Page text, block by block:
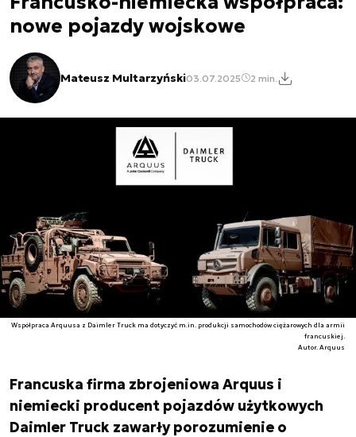
nowe pojazdy wojskowe
Mateusz Multarzyński03.07.2025 2 min.
Współpraca Arquusa z Daimler Truck ma dotyczyć m.in. produkcji samochodów ciężarowych dla armii
francuskiej.
Autor. Arquus
Francuska firma zbrojeniowa Arquus i
niemiecki producent pojazdów użytkowych
Daimler Truck zawarły porozumienie o